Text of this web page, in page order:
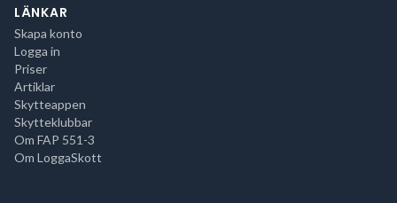
LÄNKAR
Skapa konto
Logga in
Priser
Artiklar
Skytteappen
Skytteklubbar
Om FAP 551-3
Om LoggaSkott